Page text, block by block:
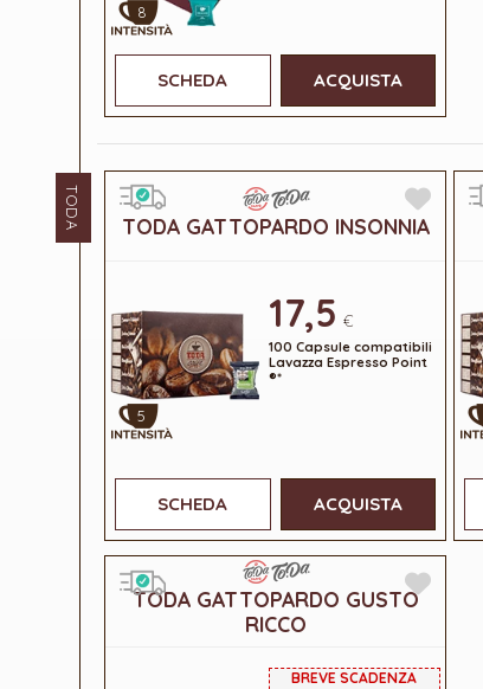
8
SCHEDA ACQUISTA
TODA TODA GATTOPARDO INSONNIA
5
17,5 €
100 Capsule compatibili
Lavazza Espresso Point
®*
SCHEDA ACQUISTA
TODA GATTOPARDO GUSTO
RICCO
BREVE SCADENZA